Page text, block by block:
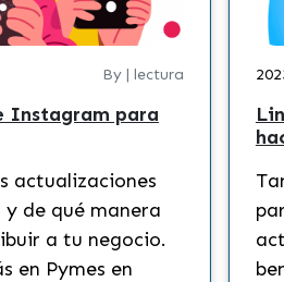
By | lectura
Instagram para
actualizaciones
de qué manera
a tu negocio.
en Pymes en